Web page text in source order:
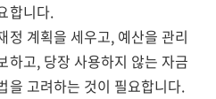
합니다.
정 계획을 세우고, 예산을 관리
하고, 당장 사용하지 않는 자금
을 고려하는 것이 필요합니다.